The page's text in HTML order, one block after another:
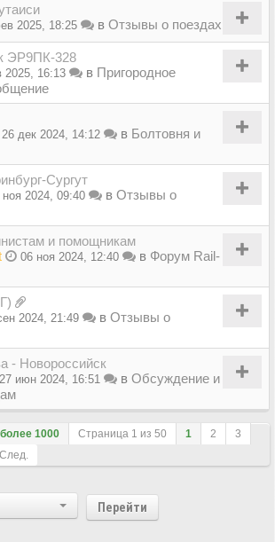
2025, 18:25 в Отзывы о поездах
ЭР9ПК-328
2025, 16:13 в Пригородное
26 дек 2024, 14:12 в Болтовня и
Сургут
ноя 2024, 09:40 в Отзывы о
и помощникам
06 ноя 2024, 12:40 в Форум Rail-
2024, 21:49 в Отзывы о
- Новороссийск
27 июн 2024, 16:51 в Обсуждение и
1000 Страница 1 из 50 1 2
3
След.
Перейти